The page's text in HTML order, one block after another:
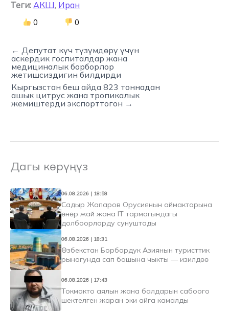
Теги: АКШ, Иран
0 0
← Депутат күч түзүмдөрү үчүн
аскердик госпиталдар жана
медициналык борборлор
жетишсиздигин билдирди
Кыргызстан беш айда 823 тоннадан
ашык цитрус жана тропикалык
жемиштерди экспорттогон →
Дагы көрүңүз
06.08.2026 | 18:58
Садыр Жапаров Орусиянын аймактарына
өнөр жай жана IT тармагындагы
долбоорлорду сунуштады
06.08.2026 | 18:31
Өзбекстан Борбордук Азиянын туристтик
рыногунда сап башына чыкты — изилдөө
06.08.2026 | 17:43
Токмокто аялын жана балдарын сабоого
шектелген жаран эки айга камалды